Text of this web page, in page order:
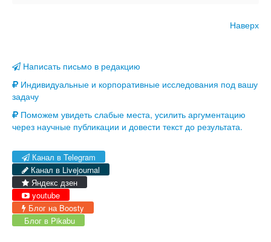
Наверх
Написать письмо в редакцию
Индивидуальные и корпоративные исследования под вашу
задачу
Поможем увидеть слабые места, усилить аргументацию
через научные публикации и довести текст до результата.
Канал в Telegram
Канал в Livejournal
Яндекс дзен
youtube
Блог на Boosty
Блог в Pikabu